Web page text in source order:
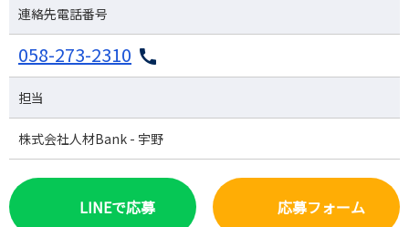
連絡先電話番号
058-273-2310
担当
株式会社人材Bank - 宇野
LINEで応募 応募フォーム